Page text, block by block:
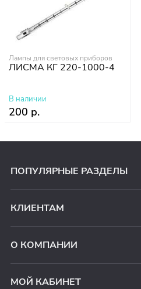
Лампы для световых приборов
ЛИСМА КГ 220-1000-4
В наличии
200 р.
ПОПУЛЯРНЫЕ РАЗДЕЛЫ
КЛИЕНТАМ
О КОМПАНИИ
МОЙ КАБИНЕТ